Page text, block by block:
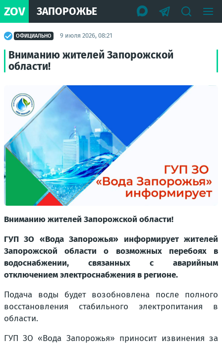
ZOV ЗАПОРОЖЬЕ
ОФИЦИАЛЬНО 9 июля 2026, 08:21
Вниманию жителей Запорожской
области!
Вниманию жителей Запорожской области!
ГУП ЗО «Вода Запорожья» информирует жителей
Запорожской области о возможных перебоях в
водоснабжении, связанных с аварийным
отключением электроснабжения в регионе.
Подача воды будет возобновлена после полного
восстановления стабильного электропитания в
области.
ГУП ЗО «Вода Запорожья» приносит извинения за